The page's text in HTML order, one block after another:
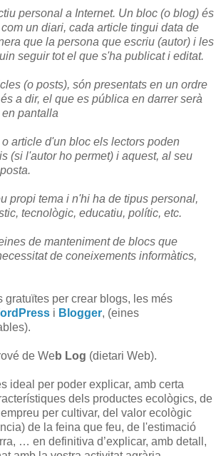
personal a Internet. Un bloc (o blog) és
un diari, cada article tingui data de
que la persona que escriu (autor) i les
seguir tot el que s'ha publicat i editat.
(o posts), són presentats en un ordre
a dir, el que es pública en darrer serà
pantalla
article d'un bloc els lectors poden
(si l'autor ho permet) i aquest, al seu
propi tema i n'hi ha de tipus personal,
tecnològic, educatiu, polític, etc.
de manteniment de blocs que
de coneixements informàtics,
gratuïtes per crear blogs, les més
i Blogger, (eines
de Web Log (dietari Web).
ideal per poder explicar, amb certa
dels productes ecològics, de
per cultivar, del valor ecològic
de la feina que feu, de l'estimació
… en definitiva d’explicar, amb detall,